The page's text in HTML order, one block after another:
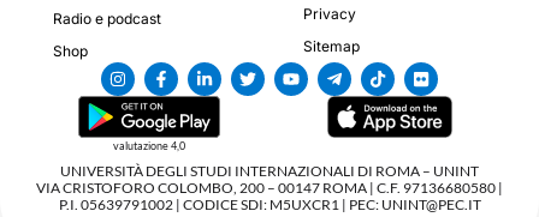
Radio e podcast
Shop
Privacy
Sitemap
valutazione 4,0
UNIVERSITÀ DEGLI STUDI INTERNAZIONALI DI ROMA – UNINT
VIA CRISTOFORO COLOMBO, 200 – 00147 ROMA | C.F. 97136680580 |
P.I. 05639791002 | CODICE SDI: M5UXCR1 | PEC: UNINT@PEC.IT